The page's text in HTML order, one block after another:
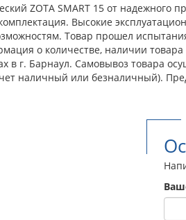
ZOTA SMART 15 от
Высокие
Товар прошел
о количестве, наличии
в г. Барнаул. Самовывоз товара
наличный или безналичный).